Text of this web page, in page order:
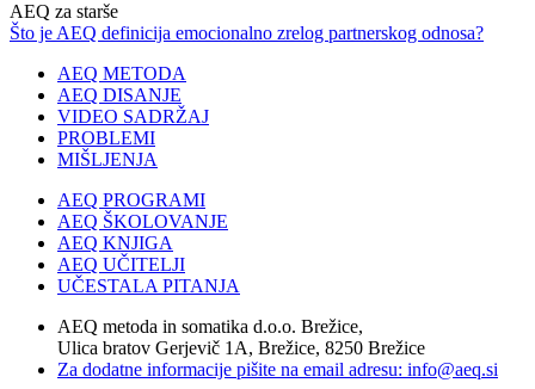
AEQ za starše
Što je AEQ definicija emocionalno zrelog partnerskog odnosa?
AEQ METODA
AEQ DISANJE
VIDEO SADRŽAJ
PROBLEMI
MIŠLJENJA
AEQ PROGRAMI
AEQ ŠKOLOVANJE
AEQ KNJIGA
AEQ UČITELJI
UČESTALA PITANJA
AEQ metoda in somatika d.o.o. Brežice,
Ulica bratov Gerjevič 1A, Brežice, 8250 Brežice
Za dodatne informacije pišite na email adresu: info@aeq.si